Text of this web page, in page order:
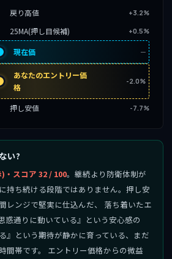
戻り高値 +3.2%
25MA(押し目候補) +0.5%
現在価 ─
あなたのエントリー価
格
-2.0%
押し安値 -7.7%
い?
・スコア 32 / 100。継続より防衛体制が
持ち続ける段階ではありません。押し安
レンジで堅実に仕込んだ、 落ち着いたエ
惑通りに動いている』という安心感の
』という期待が静かに育っている、まだ
間帯です。 エントリー価格からの微益